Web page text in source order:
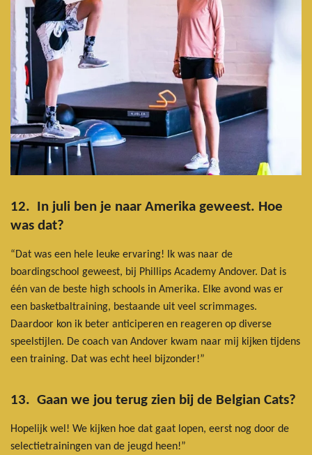
12. In juli ben je naar Amerika geweest. Hoe
was dat?
“Dat was een hele leuke ervaring! Ik was naar de
boardingschool geweest, bij Phillips Academy Andover. Dat is
één van de beste high schools in Amerika. Elke avond was er
een basketbaltraining, bestaande uit veel scrimmages.
Daardoor kon ik beter anticiperen en reageren op diverse
speelstijlen. De coach van Andover kwam naar mij kijken tijdens
een training. Dat was echt heel bijzonder!”
13. Gaan we jou terug zien bij de Belgian Cats?
Hopelijk wel! We kijken hoe dat gaat lopen, eerst nog door de
selectietrainingen van de jeugd heen!”